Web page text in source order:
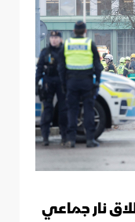
نار جماعي